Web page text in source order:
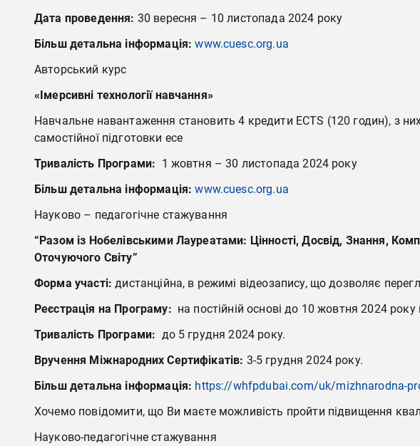
Дата проведення: 30 вересня – 10 листопада 2024 року
Більш детальна інформація: www.cuesc.org.ua
Авторський курс
«Імерсивні технології навчання»
Навчальне навантаження становить 4 кредити ECTS (120 годин), з
самостійної підготовки есе
Тривалість Програми: 1 жовтня – 30 листопада 2024 року
Більш детальна інформація: www.cuesc.org.ua
Науково – педагогічне стажування
“Разом із Нобелівськими Лауреатами: Цінності, Досвід, Знання,
Оточуючого Світу”
Форма участі: дистанційна, в режимі відеозапису, що дозволяє
Реєстрація на Програму: на постійній основі до 10 жовтня 2024
Тривалість Програми: до 5 грудня 2024 року.
Вручення Міжнародних Сертифікатів: 3-5 грудня 2024 року.
Більш детальна інформація: https://whfpdubai.com/uk/mizhnarodna-
Хочемо повідомити, що Ви маєте можливість пройти підвищення
Науково-педагогічне стажування